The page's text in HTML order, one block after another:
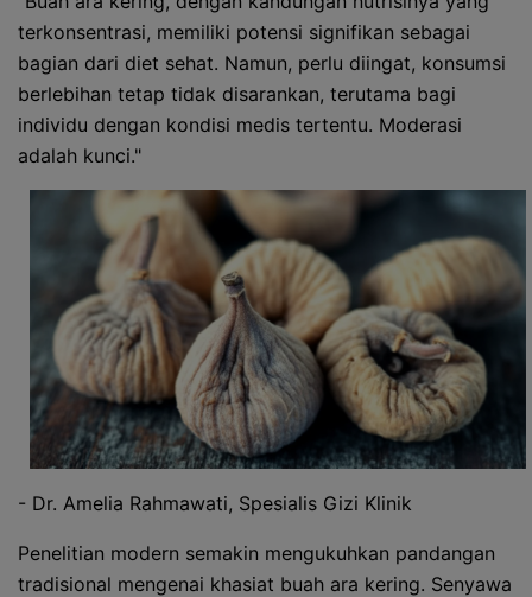
terkonsentrasi, memiliki potensi signifikan sebagai
bagian dari diet sehat. Namun, perlu diingat, konsumsi
berlebihan tetap tidak disarankan, terutama bagi
individu dengan kondisi medis tertentu. Moderasi
adalah kunci."
- Dr. Amelia Rahmawati, Spesialis Gizi Klinik
Penelitian modern semakin mengukuhkan pandangan
tradisional mengenai khasiat buah ara kering. Senyawa